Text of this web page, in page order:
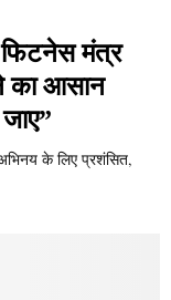
फिटनेस मंत्र
का आसान
के लिए प्रशंसित,